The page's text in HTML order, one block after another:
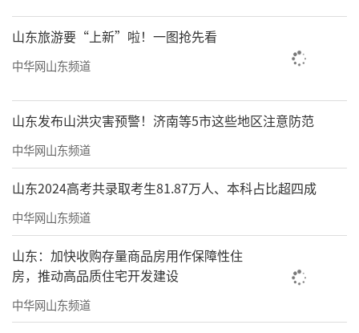
山东旅游要“上新”啦！一图抢先看
中华网山东频道
山东发布山洪灾害预警！济南等5市这些地区注意防范
中华网山东频道
山东2024高考共录取考生81.87万人、本科占比超四成
中华网山东频道
山东：加快收购存量商品房用作保障性住
房，推动高品质住宅开发建设
中华网山东频道